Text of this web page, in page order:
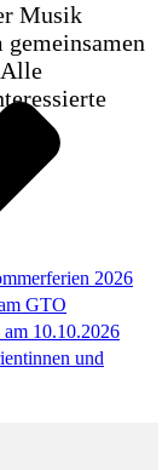
Musik
2026
GTO
10.10.2026
und